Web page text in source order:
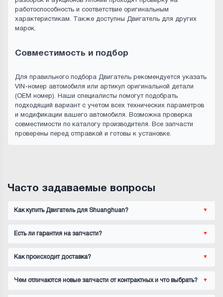
работоспособность и соответствие оригинальным
характеристикам. Также доступны Двигатель для других
марок.
Совместимость и подбор
Для правильного подбора Двигатель рекомендуется указать
VIN-номер автомобиля или артикул оригинальной детали
(OEM номер). Наши специалисты помогут подобрать
подходящий вариант с учетом всех технических параметров
и модификации вашего автомобиля. Возможна проверка
совместимости по каталогу производителя. Все запчасти
проверены перед отправкой и готовы к установке.
Часто задаваемые вопросы
Как купить Двигатель для Shuanghuan?
Есть ли гарантия на запчасти?
Как происходит доставка?
Чем отличаются новые запчасти от контрактных и что выбрать?